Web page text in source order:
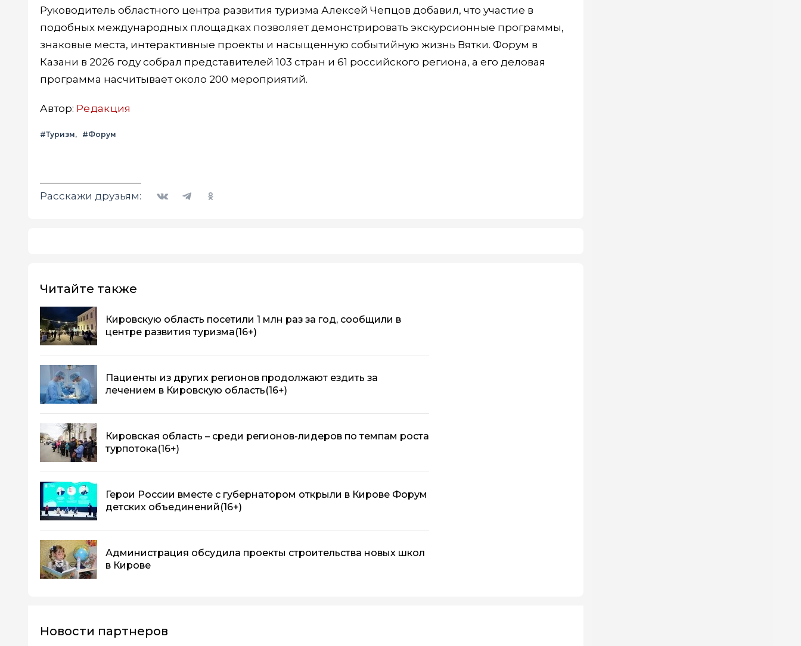
Руководитель областного центра развития туризма Алексей Чепцов добавил, что участие в
подобных международных площадках позволяет демонстрировать экскурсионные программы,
знаковые места, интерактивные проекты и насыщенную событийную жизнь Вятки. Форум в
Казани в 2026 году собрал представителей 103 стран и 61 российского региона, а его деловая
программа насчитывает около 200 мероприятий.
Автор: Редакция
#Туризм #Форум
Расскажи друзьям:
Читайте также
Кировскую область посетили 1 млн раз за год, сообщили в
центре развития туризма(16+)
Пациенты из других регионов продолжают ездить за
лечением в Кировскую область(16+)
Кировская область – среди регионов-лидеров по темпам роста
турпотока(16+)
Герои России вместе с губернатором открыли в Кирове Форум
детских объединений (16+)
Администрация обсудила проекты строительства новых школ
в Кирове
Новости партнеров